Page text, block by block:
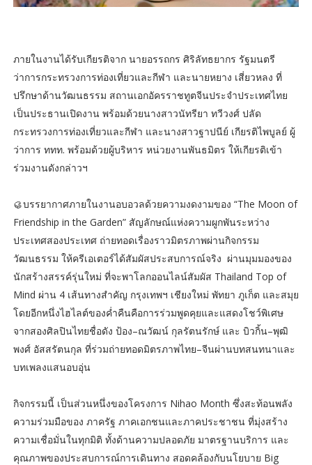
ภายในงานได้รับเกียรติจาก นายอรรถกร ศิริลัทธยากร รัฐมนตรี
ว่าการกระทรวงการท่องเที่ยวและกีฬา และนายหยาง เสี่ยวหลง ที่
ปรึกษาด้านวัฒนธรรม สถานเอกอัครราชทูตจีนประจำประเทศไทย
เป็นประธานเปิดงาน พร้อมด้วยนางสาวนัทรียา ทวีวงศ์ ปลัด
กระทรวงการท่องเที่ยวและกีฬา และนางสาวฐาปนีย์ เกียรติไพบูลย์ ผู้
ว่าการ ททท. พร้อมด้วยผู้บริหาร หน่วยงานพันธมิตร ให้เกียรติเข้า
ร่วมงานดังกล่าวฯ
🥮บรรยากาศภายในงานอบอวลด้วยความงดงามของ “The Moon of
Friendship in the Garden” สัญลักษณ์แห่งความผูกพันระหว่าง
ประเทศสองประเทศ ถ่ายทอดเรื่องราวมิตรภาพผ่านกิจกรรม
วัฒนธรรม ให้ครีเอเตอร์ได้สัมผัสประสบการณ์จริง ผ่านมุมมองของ
นักสร้างสรรค์รุ่นใหม่ ที่จะพาโลกออนไลน์สัมผัส Thailand Top of
Mind ผ่าน 4 เส้นทางสำคัญ กรุงเทพฯ เชียงใหม่ พัทยา ภูเก็ต และสมุย
โดยอีกหนึ่งไฮไลต์ของค่ำคืนคือการร่วมพูดคุยและแสดงโชว์พิเศษ
จากสองศิลปินไทยชื่อดัง ป้อง–ณวัฒน์ กุลรัตนรักษ์ และ บิวกิ้น–พุฒิ
พงศ์ อัสสรัตนกุล ที่ร่วมถ่ายทอดมิตรภาพไทย–จีนผ่านบทสนทนาและ
บทเพลงแสนอบอุ่น
กิจกรรมนี้ เป็นส่วนหนึ่งของโครงการ Nihao Month ซึ่งสะท้อนพลัง
ความร่วมมือของ ภาครัฐ ภาคเอกชนและภาคประชาชน ที่มุ่งสร้าง
ความเชื่อมั่นในทุกมิติ ทั้งด้านความปลอดภัย มาตรฐานบริการ และ
คุณภาพของประสบการณ์การเดินทาง สอดคล้องกับนโยบาย Big